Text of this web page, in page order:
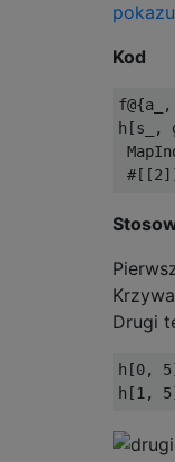
Kod
h[s_,
Drugi
h[0, 5]